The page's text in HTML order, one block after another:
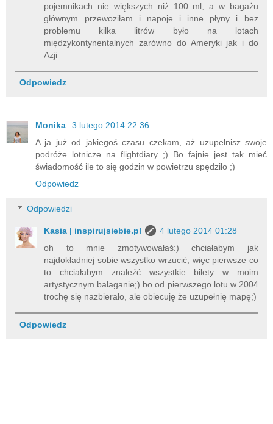
pojemnikach nie większych niż 100 ml, a w bagażu
głównym przewoziłam i napoje i inne płyny i bez
problemu kilka litrów było na lotach
międzykontynentalnych zarówno do Ameryki jak i do
Azji
Odpowiedz
Monika
3 lutego 2014 22:36
A ja już od jakiegoś czasu czekam, aż uzupełnisz swoje
podróże lotnicze na flightdiary ;) Bo fajnie jest tak mieć
świadomość ile to się godzin w powietrzu spędziło ;)
Odpowiedz
Odpowiedzi
Kasia | inspirujsiebie.pl
4 lutego 2014 01:28
oh to mnie zmotywowałaś:) chciałabym jak
najdokładniej sobie wszystko wrzucić, więc pierwsze co
to chciałabym znaleźć wszystkie bilety w moim
artystycznym bałaganie;) bo od pierwszego lotu w 2004
trochę się nazbierało, ale obiecuję że uzupełnię mapę;)
Odpowiedz